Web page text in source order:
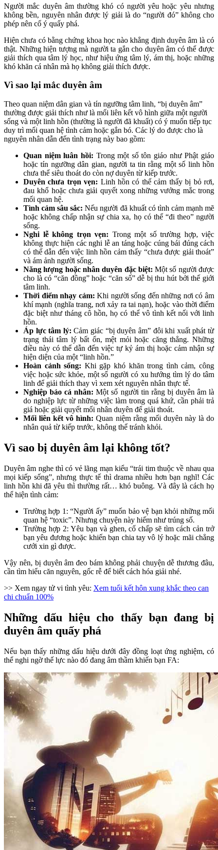
Người mắc duyên âm thường khó có người yêu hoặc yêu nhưng
không bền, nguyên nhân được lý giải là do “người đó” không cho
phép nên cố ý quấy phá.
Hiện chưa có bằng chứng khoa học nào khẳng định duyên âm là có
thật. Những hiện tượng mà người ta gắn cho duyên âm có thể được
giải thích qua tâm lý học, như hiệu ứng tâm lý, ám thị, hoặc những
khó khăn cá nhân mà họ không giải thích được.
Vì sao lại mắc duyên âm
Theo quan niệm dân gian và tín ngưỡng tâm linh, “bị duyên âm”
thường được giải thích như là mối liên kết vô hình giữa một người
sống và một linh hồn (thường là người đã khuất) có ý muốn tiếp tục
duy trì mối quan hệ tình cảm hoặc gắn bó. Các lý do được cho là
nguyên nhân dẫn đến tình trạng này bao gồm:
Quan niệm luân hồi: Trong một số tôn giáo như Phật giáo
hoặc tín ngưỡng dân gian, người ta tin rằng một số linh hồn
chưa thể siêu thoát do còn nợ duyên từ kiếp trước.
Duyên chưa trọn vẹn: Linh hồn có thể cảm thấy bị bỏ rơi,
đau khổ hoặc chưa giải quyết xong những vướng mắc trong
mối quan hệ.
Tình cảm sâu sắc: Nếu người đã khuất có tình cảm mạnh mẽ
hoặc không chấp nhận sự chia xa, họ có thể “đi theo” người
sống.
Nghi lễ không trọn vẹn: Trong một số trường hợp, việc
không thực hiện các nghi lễ an táng hoặc cúng bái đúng cách
có thể dẫn đến việc linh hồn cảm thấy “chưa được giải thoát”
và ám ảnh người sống.
Năng lượng hoặc nhân duyên đặc biệt: Một số người được
cho là có “căn đồng” hoặc “căn số” dễ bị thu hút bởi thế giới
tâm linh.
Thời điểm nhạy cảm: Khi người sống đến những nơi có âm
khí mạnh (nghĩa trang, nơi xảy ra tai nạn), hoặc vào thời điểm
đặc biệt như tháng cô hồn, họ có thể vô tình kết nối với linh
hồn.
Áp lực tâm lý: Cảm giác “bị duyên âm” đôi khi xuất phát từ
trạng thái tâm lý bất ổn, mệt mỏi hoặc căng thẳng. Những
điều này có thể dẫn đến việc tự kỷ ám thị hoặc cảm nhận sự
hiện diện của một “linh hồn.”
Hoàn cảnh sống: Khi gặp khó khăn trong tình cảm, công
việc hoặc sức khỏe, một số người có xu hướng tìm lý do tâm
linh để giải thích thay vì xem xét nguyên nhân thực tế.
Nghiệp báo cá nhân: Một số người tin rằng bị duyên âm là
do nghiệp lực từ những việc làm trong quá khứ, cần phải trả
giá hoặc giải quyết mối nhân duyên để giải thoát.
Mối liên kết vô hình: Quan niệm rằng mối duyên này là do
nhân quả từ kiếp trước, không thể tránh khỏi.
Vì sao bị duyên âm lại không tốt?
Duyên âm nghe thì có vẻ lãng mạn kiểu “trái tim thuộc về nhau qua
mọi kiếp sống”, nhưng thực tế thì drama nhiều hơn bạn nghĩ! Các
linh hồn khi đã yêu thì thường rất… khó buông. Và đây là cách họ
thể hiện tình cảm:
Trường hợp 1: “Người ấy” muốn bảo vệ bạn khỏi những mối
quan hệ “toxic”. Nhưng chuyện này hiếm như trúng số.
Trường hợp 2: Yêu bạn và ghen, cố chấp sẽ tìm cách cản trở
bạn yêu đương hoặc khiến bạn chia tay vô lý hoặc mãi chẳng
cưới xin gì được.
Vậy nên, bị duyên âm đeo bám không phải chuyện dễ thương đâu,
cần tìm hiểu căn nguyên, gốc rễ để biết cách hóa giải nhé.
>> Xem ngay tử vi tình yêu: Xem tuổi kết hôn xung khắc theo can
chi chuẩn 100%
Những dấu hiệu cho thấy bạn đang bị
duyên âm quấy phá
Nếu bạn thấy những dấu hiệu dưới đây đồng loạt ứng nghiệm, có
thể nghi ngờ thế lực nào đó đang âm thầm khiến bạn FA: